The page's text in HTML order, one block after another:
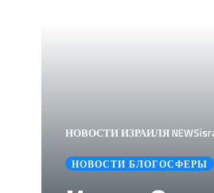
НОВОСТИ ИЗРАИЛЯ
НОВОСТИ БЛОГОСФЕРЫ